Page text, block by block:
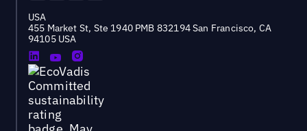
USA
455 Market St, Ste 1940 PMB 832194 San Francisco, CA
94105 USA